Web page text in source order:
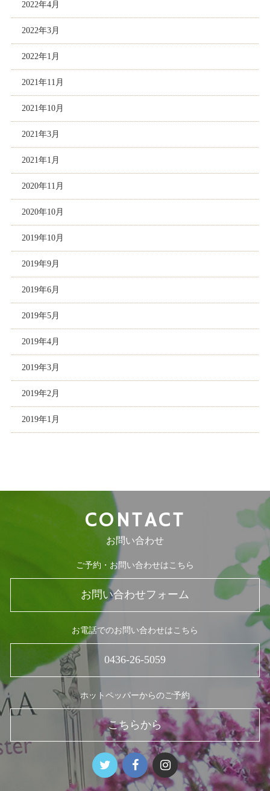
2022年4月
2022年3月
2022年1月
2021年11月
2021年10月
2021年3月
2021年1月
2020年11月
2020年10月
2019年10月
2019年9月
2019年6月
2019年5月
2019年4月
2019年3月
2019年2月
2019年1月
CONTACT
お問い合わせ
ご予約・お問い合わせはこちら
お問い合わせフォーム
お電話でのお問い合わせはこちら
0436-26-5059
ホットペッパーからのご予約
こちらから